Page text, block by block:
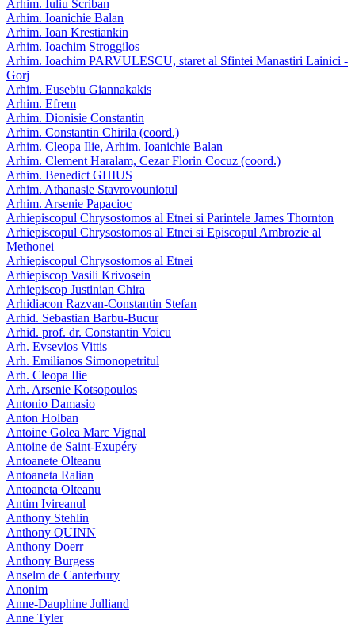
Arhim. Iuliu Scriban
Arhim. Ioanichie Balan
Arhim. Ioan Krestiankin
Arhim. Ioachim Stroggilos
Arhim. Ioachim PARVULESCU, staret al Sfintei Manastiri Lainici -
Gorj
Arhim. Eusebiu Giannakakis
Arhim. Efrem
Arhim. Dionisie Constantin
Arhim. Constantin Chirila (coord.)
Arhim. Cleopa Ilie, Arhim. Ioanichie Balan
Arhim. Clement Haralam, Cezar Florin Cocuz (coord.)
Arhim. Benedict GHIUS
Arhim. Athanasie Stavrovouniotul
Arhim. Arsenie Papacioc
Arhiepiscopul Chrysostomos al Etnei si Parintele James Thornton
Arhiepiscopul Chrysostomos al Etnei si Episcopul Ambrozie al
Methonei
Arhiepiscopul Chrysostomos al Etnei
Arhiepiscop Vasili Krivosein
Arhiepiscop Justinian Chira
Arhidiacon Razvan-Constantin Stefan
Arhid. Sebastian Barbu-Bucur
Arhid. prof. dr. Constantin Voicu
Arh. Evsevios Vittis
Arh. Emilianos Simonopetritul
Arh. Cleopa Ilie
Arh. Arsenie Kotsopoulos
Antonio Damasio
Anton Holban
Antoine Golea Marc Vignal
Antoine de Saint-Exupéry
Antoanete Olteanu
Antoaneta Ralian
Antoaneta Olteanu
Antim Ivireanul
Anthony Stehlin
Anthony QUINN
Anthony Doerr
Anthony Burgess
Anselm de Canterbury
Anonim
Anne-Dauphine Julliand
Anne Tyler